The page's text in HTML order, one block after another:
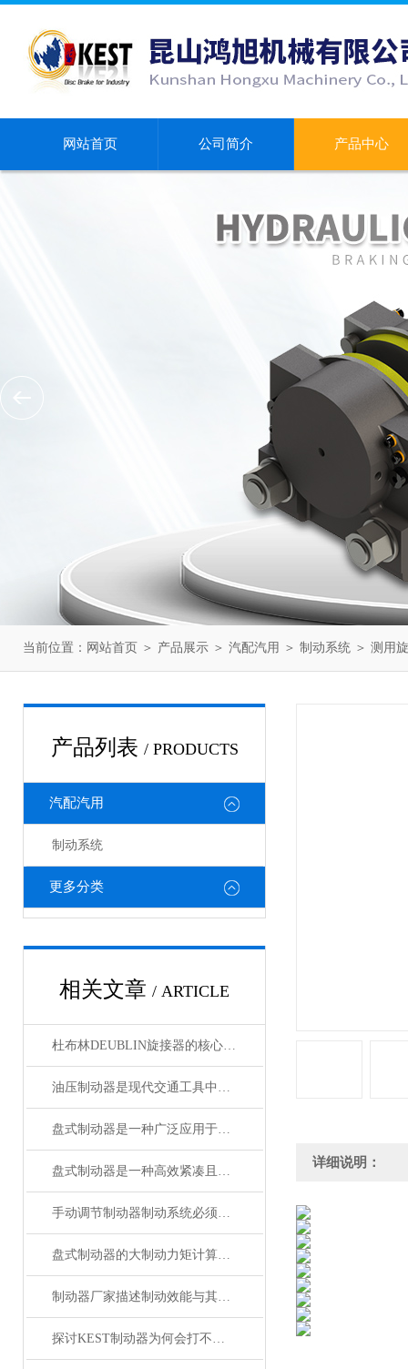
网站首页 公司简介 产品中心
当前位置： 网站首页 ＞ 产品展示 ＞ 汽配汽用 ＞ 制动系统 ＞ 测用
产品列表 / PRODUCTS
汽配汽用
制动系统
更多分类
相关文章 / ARTICLE
杜布林DEUBLIN旋接器的核心在于转子与外壳之间的相对旋转
油压制动器是现代交通工具中常见的制动系统
盘式制动器是一种广泛应用于各类车辆和机械设备的制动系统
盘式制动器是一种高效紧凑且散热性能好的制动系统
手动调节制动器制动系统必须具备的功能
盘式制动器的大制动力矩计算如何做？
制动器厂家描述制动效能与其恒定性的研究
探讨KEST制动器为何会打不开？
详细说明：